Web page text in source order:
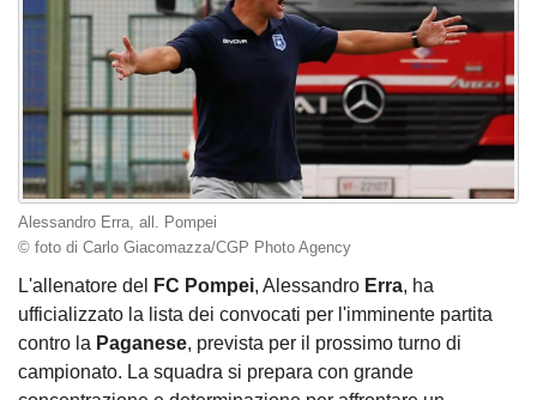
Alessandro Erra, all. Pompei
© foto di Carlo Giacomazza/CGP Photo Agency
L'allenatore del FC Pompei, Alessandro Erra, ha
ufficializzato la lista dei convocati per l'imminente partita
contro la Paganese, prevista per il prossimo turno di
campionato. La squadra si prepara con grande